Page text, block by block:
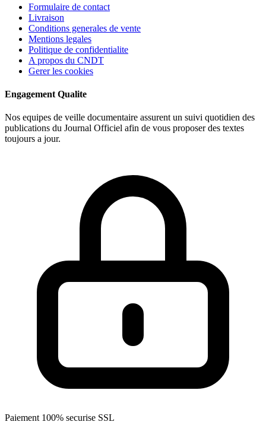
Formulaire de contact
Livraison
Conditions generales de vente
Mentions legales
Politique de confidentialite
A propos du CNDT
Gerer les cookies
Engagement Qualite
Nos equipes de veille documentaire assurent un suivi quotidien des
publications du Journal Officiel afin de vous proposer des textes
toujours a jour.
Paiement 100% securise SSL